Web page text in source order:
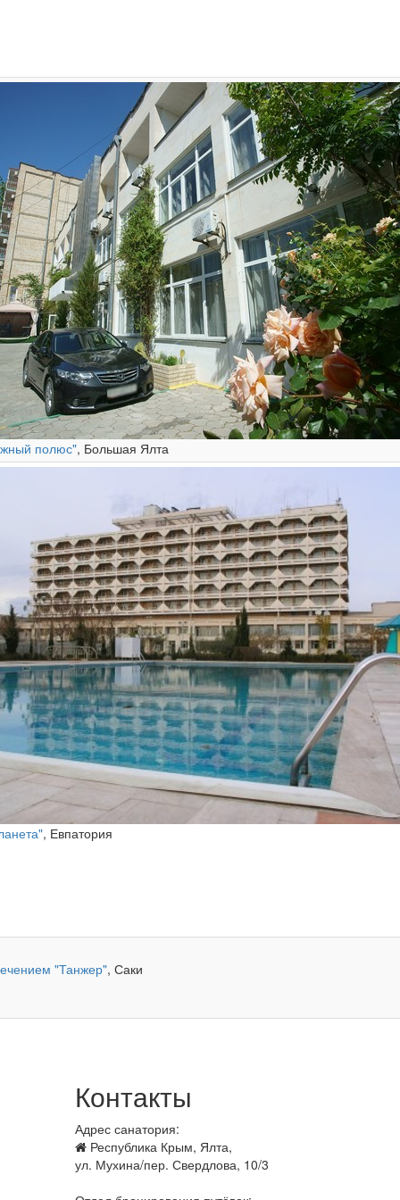
полюс", Большая Ялта
, Евпатория
"Танжер", Саки
Контакты
Адрес санатория:
Республика Крым, Ялта,
ул. Мухина/пер. Свердлова, 10/3